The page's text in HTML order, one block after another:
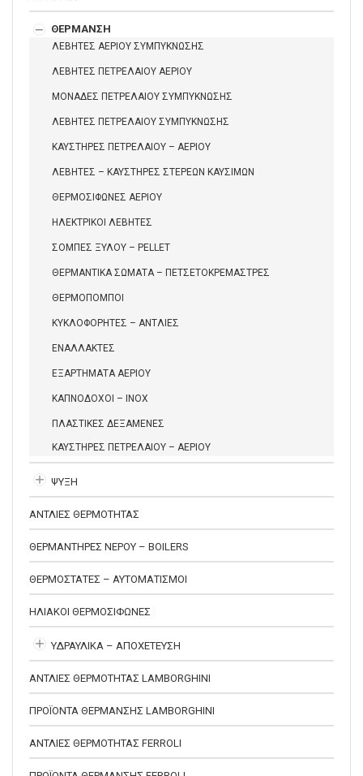
ΘΕΡΜΑΝΣΗ
ΛΕΒΗΤΕΣ ΑΕΡΙΟΥ ΣΥΜΠΥΚΝΩΣΗΣ
ΛΕΒΗΤΕΣ ΠΕΤΡΕΛΑΙΟΥ ΑΕΡΙΟΥ
ΜΟΝΑΔΕΣ ΠΕΤΡΕΛΑΙΟΥ ΣΥΜΠΥΚΝΩΣΗΣ
ΛΕΒΗΤΕΣ ΠΕΤΡΕΛΑΙΟΥ ΣΥΜΠΥΚΝΩΣΗΣ
ΚΑΥΣΤΗΡΕΣ ΠΕΤΡΕΛΑΙΟΥ – ΑΕΡΙΟΥ
ΛΕΒΗΤΕΣ – ΚΑΥΣΤΗΡΕΣ ΣΤΕΡΕΩΝ ΚΑΥΣΙΜΩΝ
ΘΕΡΜΟΣΙΦΩΝΕΣ ΑΕΡΙΟΥ
ΗΛΕΚΤΡΙΚΟΙ ΛΕΒΗΤΕΣ
ΣΟΜΠΕΣ ΞΥΛΟΥ – PELLET
ΘΕΡΜΑΝΤΙΚΑ ΣΩΜΑΤΑ – ΠΕΤΣΕΤΟΚΡΕΜΑΣΤΡΕΣ
ΘΕΡΜΟΠΟΜΠΟΙ
ΚΥΚΛΟΦΟΡΗΤΕΣ – ΑΝΤΛΙΕΣ
ΕΝΑΛΛΑΚΤΕΣ
ΕΞΑΡΤΗΜΑΤΑ ΑΕΡΙΟΥ
ΚΑΠΝΟΔΟΧΟΙ – INOX
ΠΛΑΣΤΙΚΕΣ ΔΕΞΑΜΕΝΕΣ
ΚΑΥΣΤΗΡΕΣ ΠΕΤΡΕΛΑΙΟΥ – ΑΕΡΙΟΥ
ΨΥΞΗ
ΑΝΤΛΙΕΣ ΘΕΡΜΟΤΗΤΑΣ
ΘΕΡΜΑΝΤΗΡΕΣ ΝΕΡΟΥ – BOILERS
ΘΕΡΜΟΣΤΑΤΕΣ – ΑΥΤΟΜΑΤΙΣΜΟΙ
ΗΛΙΑΚΟΙ ΘΕΡΜΟΣΙΦΩΝΕΣ
ΥΔΡΑΥΛΙΚΑ – ΑΠΟΧΕΤΕΥΣΗ
ΑΝΤΛΙΕΣ ΘΕΡΜΟΤΗΤΑΣ LAMBORGHINI
ΠΡΟΪΟΝΤΑ ΘΕΡΜΑΝΣΗΣ LAMBORGHINI
ΑΝΤΛΙΕΣ ΘΕΡΜΟΤΗΤΑΣ FERROLI